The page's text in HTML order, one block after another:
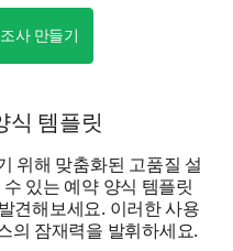
습니다.
희 서비스 개선에 매우
도를 평가해 주십시
사 만들기
식 템플릿
위해 맞춤화된 고품질 설
있는 예약 양식 템플릿
견해보세요. 이러한 사용
의 잠재력을 발휘하세요.